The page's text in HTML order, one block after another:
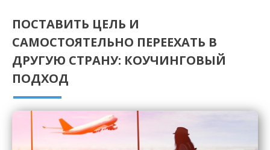
ПОСТАВИТЬ ЦЕЛЬ И
САМОСТОЯТЕЛЬНО ПЕРЕЕХАТЬ В
ДРУГУЮ СТРАНУ: КОУЧИНГОВЫЙ
ПОДХОД